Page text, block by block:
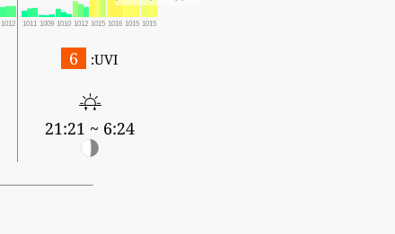
1015
1015
1016
1015
1012
1010
1009
1011
1012
UVI:
6
6:24 ~ 21:21